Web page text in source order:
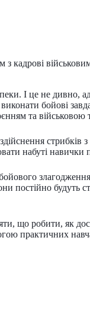
з кадрові
І це не
бойові
та військовою
набуті навички
постійно будуть
що робити, як
практичних